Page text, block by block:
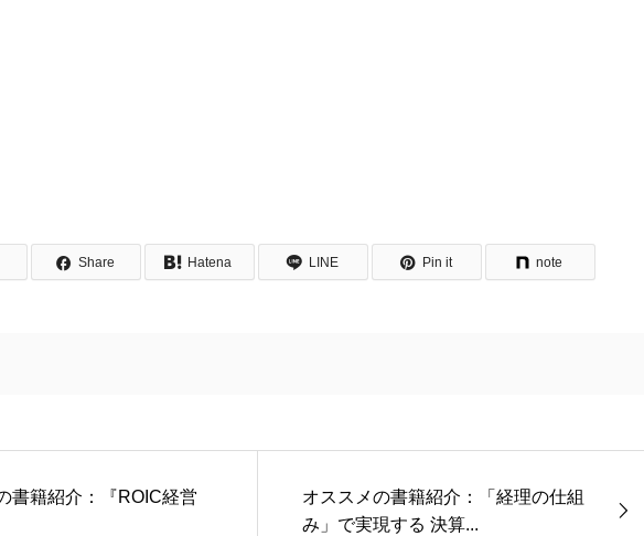
Share Hatena LINE Pin it note
書籍紹介：『ROIC経営
オススメの書籍紹介：「経理の仕組
み」で実現する 決算...